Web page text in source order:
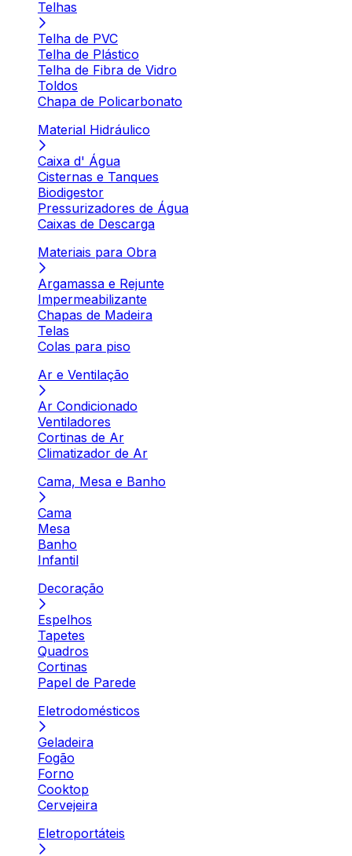
Telhas
Telha de PVC
Telha de Plástico
Telha de Fibra de Vidro
Toldos
Chapa de Policarbonato
Material Hidráulico
Caixa d' Água
Cisternas e Tanques
Biodigestor
Pressurizadores de Água
Caixas de Descarga
Materiais para Obra
Argamassa e Rejunte
Impermeabilizante
Chapas de Madeira
Telas
Colas para piso
Ar e Ventilação
Ar Condicionado
Ventiladores
Cortinas de Ar
Climatizador de Ar
Cama, Mesa e Banho
Cama
Mesa
Banho
Infantil
Decoração
Espelhos
Tapetes
Quadros
Cortinas
Papel de Parede
Eletrodomésticos
Geladeira
Fogão
Forno
Cooktop
Cervejeira
Eletroportáteis